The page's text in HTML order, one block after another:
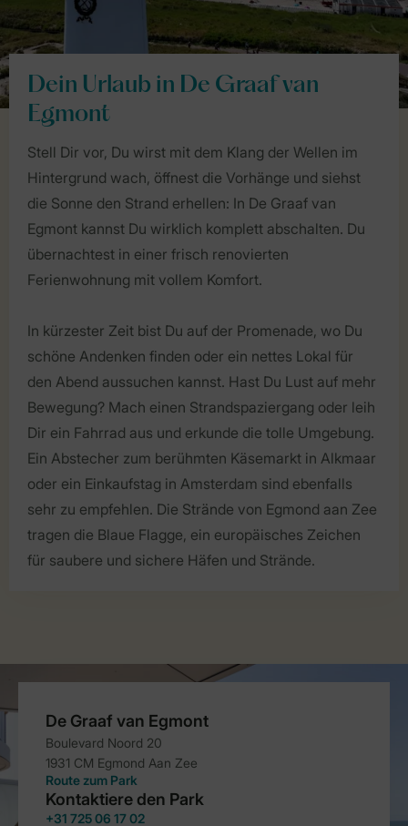
Dein Urlaub in De Graaf van
Egmont
Stell Dir vor, Du wirst mit dem Klang der Wellen im
Hintergrund wach, öffnest die Vorhänge und siehst
die Sonne den Strand erhellen: In De Graaf van
Egmont kannst Du wirklich komplett abschalten. Du
übernachtest in einer frisch renovierten
Ferienwohnung mit vollem Komfort.
In kürzester Zeit bist Du auf der Promenade, wo Du
schöne Andenken finden oder ein nettes Lokal für
den Abend aussuchen kannst. Hast Du Lust auf mehr
Bewegung? Mach einen Strandspaziergang oder leih
Dir ein Fahrrad aus und erkunde die tolle Umgebung.
Ein Abstecher zum berühmten Käsemarkt in Alkmaar
oder ein Einkaufstag in Amsterdam sind ebenfalls
sehr zu empfehlen. Die Strände von Egmond aan Zee
tragen die Blaue Flagge, ein europäisches Zeichen
für saubere und sichere Häfen und Strände.